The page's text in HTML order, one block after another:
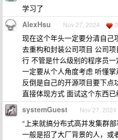
学习了
AlexHsu Nov 27, 2024 2
现在这个年头一定要分清自己
去重构和封装公司项目 公司
行 不管是什么级别的程序员
一定要从个人角度考虑 听懂掌
反倒是自己的开源项目要下
直接体现方式 面试这个东西
systemGuest Nov 27, 2024
“上来就搞分布式高并发集群
一般是招了大厂背景的人，或